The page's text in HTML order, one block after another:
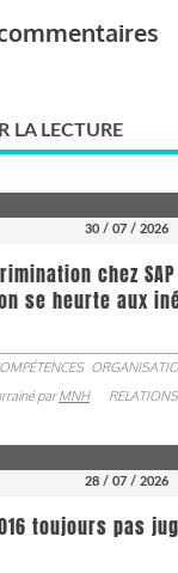
LA LECTURE
30 / 07 / 2026
chez SAP
se heurte aux
parMNH
28 / 07 / 2026
toujours pas